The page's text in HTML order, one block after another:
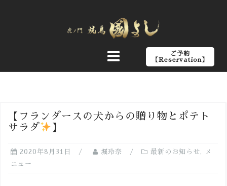
へ
ご予約
【Reservation】
【フランダースの犬からの贈り物とポテト
サラダ
】
2020年8月31日 堀玲奈 最新のお知らせ ,
メ
ニュー